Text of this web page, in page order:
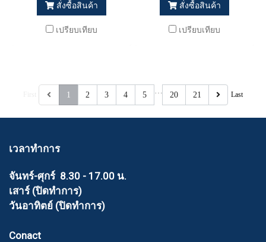
สั่งซื้อสินค้า
เปรียบเทียบ
สั่งซื้อสินค้า
เปรียบเทียบ
1 2 3 4 5 20 21 Last
เวลาทำการ
จันทร์-ศุกร์ 8.30 - 17.00 น.
เสาร์ (ปิดทำการ)
วันอาทิตย์ (ปิดทำการ)
Conact